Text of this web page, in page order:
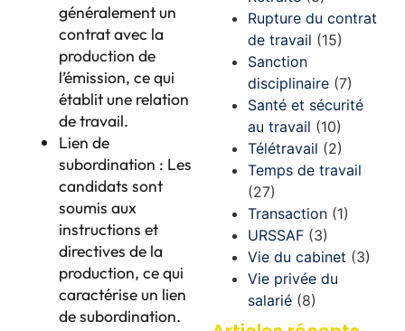
généralement un
contrat avec la
production de
l’émission, ce qui
établit une relation
de travail.
Lien de
subordination : Les
candidats sont
soumis aux
instructions et
directives de la
production, ce qui
caractérise un lien
de subordination.
Rupture du contrat
de travail (15)
Sanction
disciplinaire (7)
Santé et sécurité
au travail (10)
Télétravail (2)
Temps de travail
(27)
Transaction (1)
URSSAF (3)
Vie du cabinet (3)
Vie privée du
salarié (8)